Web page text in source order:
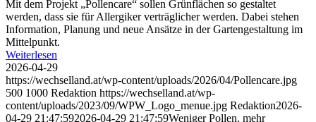
Mit dem Projekt „Pollencare“ sollen Grünflächen so gestaltet
werden, dass sie für Allergiker verträglicher werden. Dabei stehen
Information, Planung und neue Ansätze in der Gartengestaltung im
Mittelpunkt.
Weiterlesen
2026-04-29
https://wechselland.at/wp-content/uploads/2026/04/Pollencare.jpg
500 1000 Redaktion https://wechselland.at/wp-
content/uploads/2023/09/WPW_Logo_menue.jpg Redaktion2026-
04-29 21:47:592026-04-29 21:47:59Weniger Pollen, mehr